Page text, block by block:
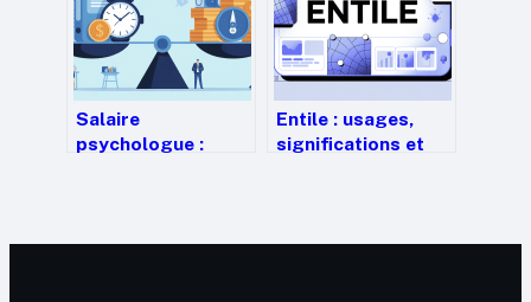
Salaire
psychologue :
2025 ?
Entile : usages,
significations et